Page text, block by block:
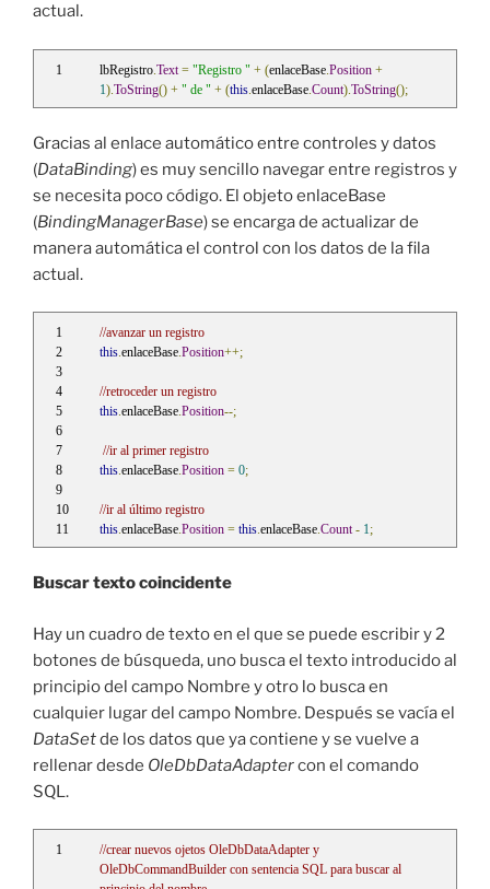
actual.
lbRegistro.Text = "Registro " + (enlaceBase.Position +
1).ToString() + " de " + (this.enlaceBase.Count).ToString();
Gracias al enlace automático entre controles y datos
(DataBinding) es muy sencillo navegar entre registros y
se necesita poco código. El objeto enlaceBase
(BindingManagerBase) se encarga de actualizar de
manera automática el control con los datos de la fila
actual.
//avanzar un registro
this.enlaceBase.Position++;
//retroceder un registro
this.enlaceBase.Position--;
//ir al primer registro
this.enlaceBase.Position = 0;
//ir al último registro
this.enlaceBase.Position = this.enlaceBase.Count - 1;
Buscar texto coincidente
Hay un cuadro de texto en el que se puede escribir y 2
botones de búsqueda, uno busca el texto introducido al
principio del campo Nombre y otro lo busca en
cualquier lugar del campo Nombre. Después se vacía el
DataSetde los datos que ya contiene y se vuelve a
rellenar desde OleDbDataAdaptercon el comando
SQL.
//crear nuevos ojetos OleDbDataAdapter y
OleDbCommandBuilder con sentencia SQL para buscar al